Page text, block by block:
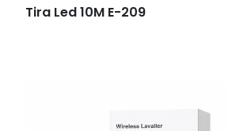
Tira Led 10M E-209